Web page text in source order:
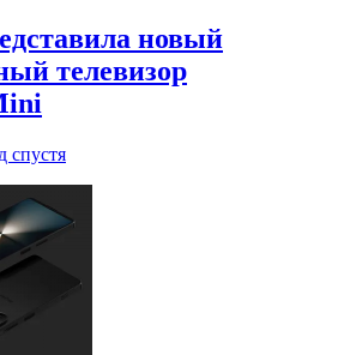
новый
телевизор
спустя